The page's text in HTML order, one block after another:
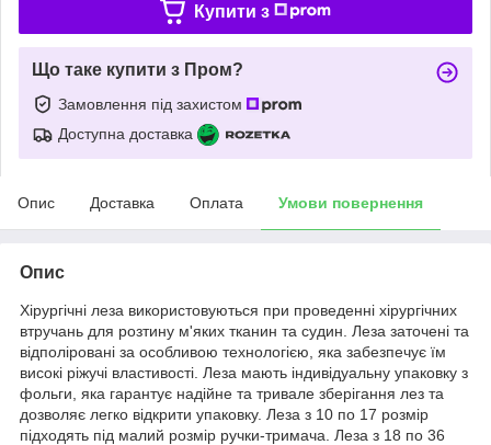
Купити з
Що таке купити з Пром?
Замовлення під захистом
Доступна доставка
Опис Доставка Оплата Умови повернення
Опис
Хірургічні леза використовуються при проведенні хірургічних
втручань для розтину м'яких тканин та судин. Леза заточені та
відполіровані за особливою технологією, яка забезпечує їм
високі ріжучі властивості. Леза мають індивідуальну упаковку з
фольги, яка гарантує надійне та тривале зберігання лез та
дозволяє легко відкрити упаковку. Леза з 10 по 17 розмір
підходять під малий розмір ручки-тримача. Леза з 18 по 36